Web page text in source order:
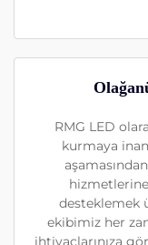
RMG LED
kurmaya
desteklemek
ekibimiz her
ihtiyaçlarınıza